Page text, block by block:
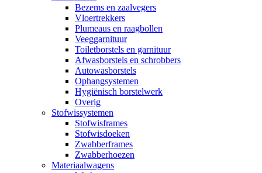
Bezems en zaalvegers
Vloertrekkers
Plumeaus en raagbollen
Veeggarnituur
Toiletborstels en garnituur
Afwasborstels en schrobbers
Autowasborstels
Ophangsystemen
Hygiënisch borstelwerk
Overig
Stofwissystemen
Stofwisframes
Stofwisdoeken
Zwabberframes
Zwabberhoezen
Materiaalwagens